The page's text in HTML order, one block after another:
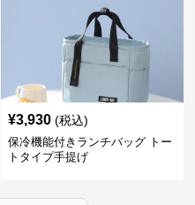
¥3,930 (税込)
保冷機能付きランチバッグ トー
トタイプ手提げ